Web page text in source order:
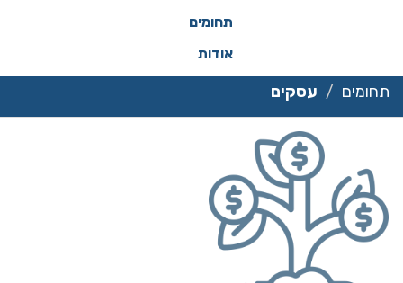
תחומים
אודות
תחומים עסקים